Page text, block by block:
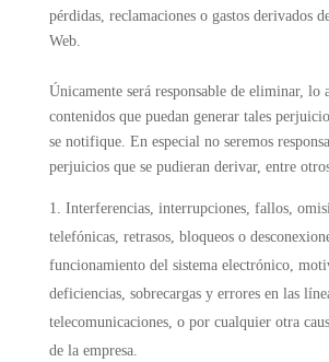
pérdidas, reclamaciones o gastos derivados
Web.
Únicamente será responsable de eliminar, lo
contenidos que puedan generar tales
se notifique. En especial no seremos
perjuicios que se pudieran derivar, entre
Interferencias, interrupciones, fallos,
telefónicas, retrasos, bloqueos o
funcionamiento del sistema electrónico,
deficiencias, sobrecargas y errores en las
telecomunicaciones, o por cualquier otra
de la empresa.